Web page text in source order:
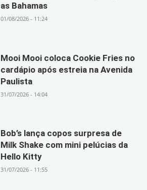
as Bahamas
01/08/2026 - 11:24
Mooi Mooi coloca Cookie Fries no
cardápio após estreia na Avenida
Paulista
31/07/2026 - 14:04
Bob’s lança copos surpresa de
Milk Shake com mini pelúcias da
Hello Kitty
31/07/2026 - 11:55